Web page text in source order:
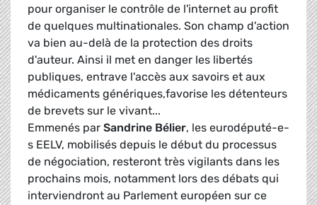
pour organiser le contrôle de l'internet au profit
de quelques multinationales. Son champ d'action
va bien au-delà de la protection des droits
d'auteur. Ainsi il met en danger les libertés
publiques, entrave l'accès aux savoirs et aux
médicaments génériques,favorise les détenteurs
de brevets sur le vivant...
Emmenés par Sandrine Bélier, les eurodéputé-e-
s EELV, mobilisés depuis le début du processus
de négociation, resteront très vigilants dans les
prochains mois, notamment lors des débats qui
interviendront au Parlement européen sur ce